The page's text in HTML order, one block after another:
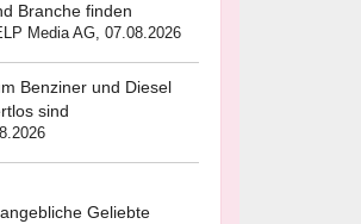
Branche finden
Media AG, 07.08.2026
Benziner und Diesel
sind
Geliebte